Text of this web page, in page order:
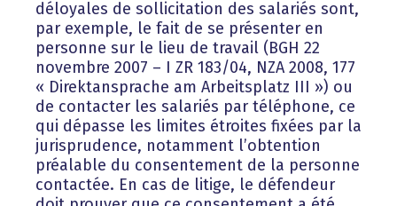
déloyales de sollicitation des salariés sont,
par exemple, le fait de se présenter en
personne sur le lieu de travail (BGH 22
novembre 2007 – I ZR 183/04, NZA 2008, 177
« Direktansprache am Arbeitsplatz III ») ou
de contacter les salariés par téléphone, ce
qui dépasse les limites étroites fixées par la
jurisprudence, notamment l’obtention
préalable du consentement de la personne
contactée. En cas de litige, le défendeur